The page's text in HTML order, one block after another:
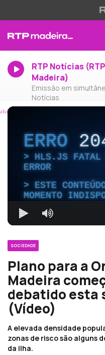
RTP Notícias (RTP
Madeira)
Emissão em
Notícias
ERRO
HLS.JS FATAL
ERROR
ESTE
MOMENTO
SOCIEDADE
Plano para a
Madeira
debatido esta
(Vídeo)
A elevada densidade
zonas de risco são alguns
da ilha.